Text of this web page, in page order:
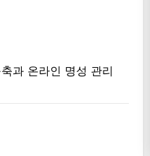
과 온라인 명성 관리